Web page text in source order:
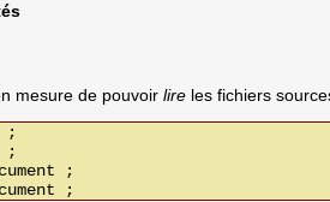
mesure de pouvoir lireles fichiers
;
;
;
;